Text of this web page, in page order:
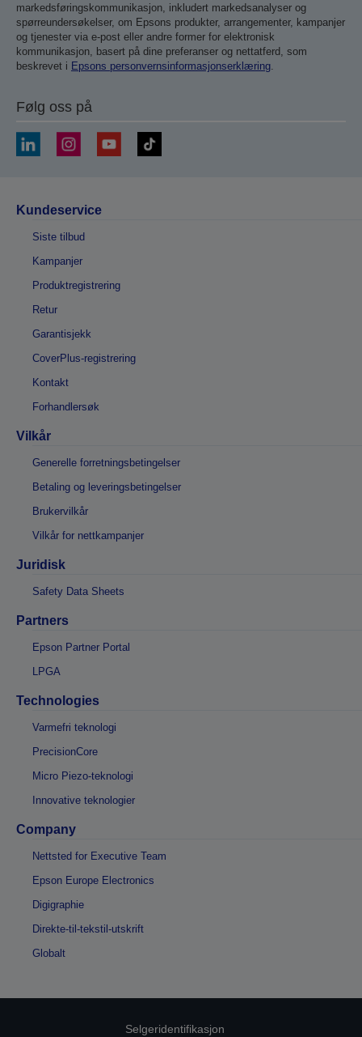
markedsføringskommunikasjon, inkludert markedsanalyser og
spørreundersøkelser, om Epsons produkter, arrangementer, kampanjer
og tjenester via e-post eller andre former for elektronisk
kommunikasjon, basert på dine preferanser og nettatferd, som
beskrevet i Epsons personvernsinformasjonserklæring.
Følg oss på
Kundeservice
Siste tilbud
Kampanjer
Produktregistrering
Retur
Garantisjekk
CoverPlus-registrering
Kontakt
Forhandlersøk
Vilkår
Generelle forretningsbetingelser
Betaling og leveringsbetingelser
Brukervilkår
Vilkår for nettkampanjer
Juridisk
Safety Data Sheets
Partners
Epson Partner Portal
LPGA
Technologies
Varmefri teknologi
PrecisionCore
Micro Piezo-teknologi
Innovative teknologier
Company
Nettsted for Executive Team
Epson Europe Electronics
Digigraphie
Direkte-til-tekstil-utskrift
Globalt
Selgeridentifikasjon